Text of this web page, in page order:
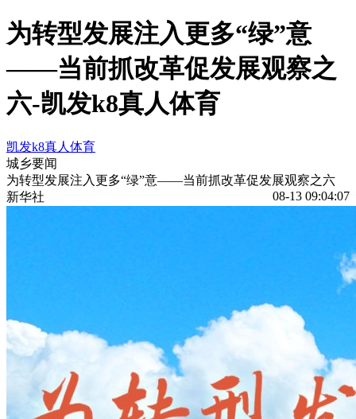
为转型发展注入更多“绿”意
——当前抓改革促发展观察之
六-凯发k8真人体育
凯发k8真人体育
城乡要闻
为转型发展注入更多“绿”意——当前抓改革促发展观察之六
新华社
08-13 09:04:07